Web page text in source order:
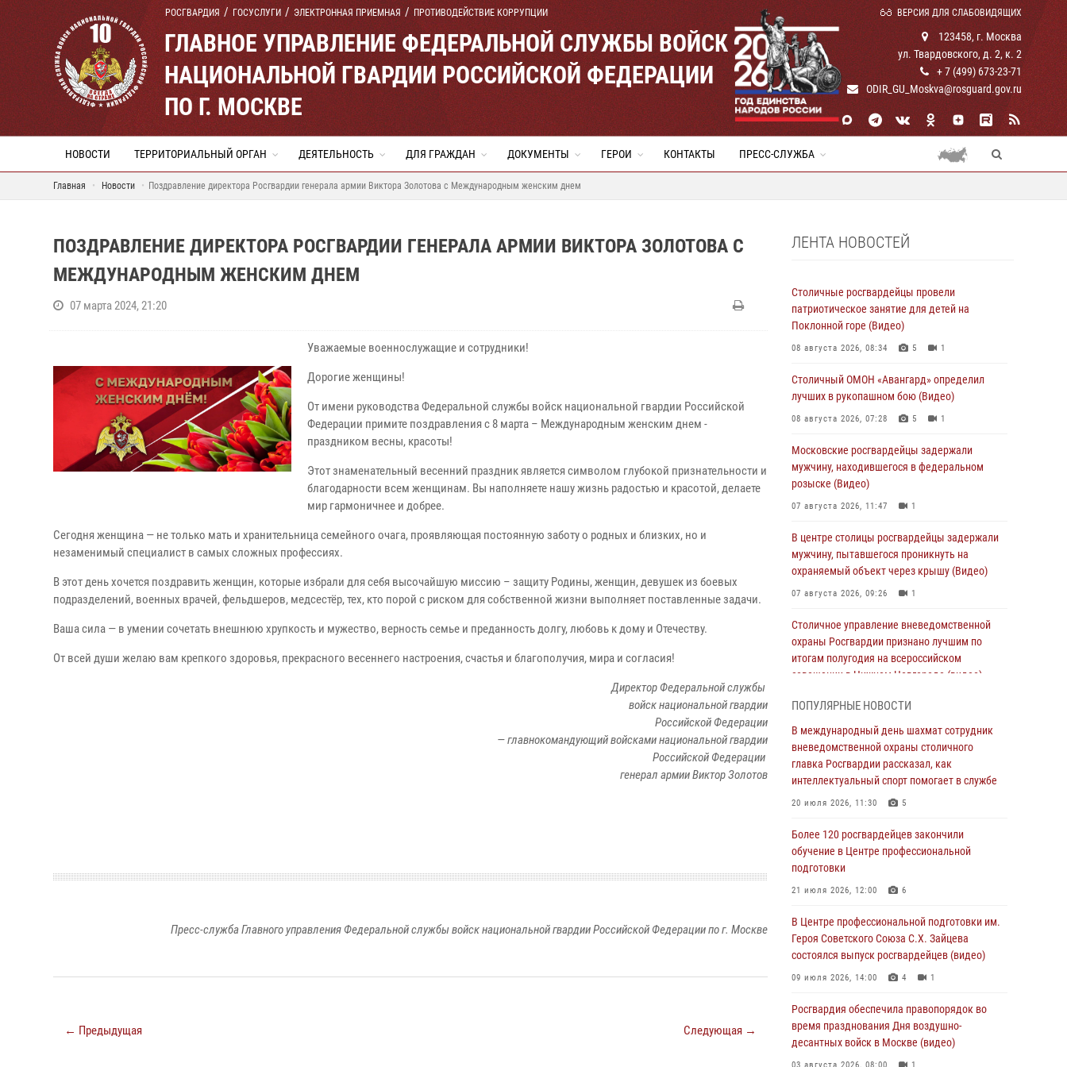
РОСГВАРДИЯ ГОСУСЛУГИ ЭЛЕКТРОННАЯ ПРИЕМНАЯ ПРОТИВОДЕЙСТВИЕ КОРРУПЦИИ ВЕРСИЯ ДЛЯ СЛАБОВИДЯЩИХ
ГЛАВНОЕ УПРАВЛЕНИЕ ФЕДЕРАЛЬНОЙ СЛУЖБЫ ВОЙСК
НАЦИОНАЛЬНОЙ ГВАРДИИ РОССИЙСКОЙ ФЕДЕРАЦИИ
ПО Г. МОСКВЕ
123458, г. Москва
ул. Твардовского, д. 2, к. 2
+ 7 (499) 673-23-71
ODIR_GU_Moskva@rosguard.gov.ru
НОВОСТИ ТЕРРИТОРИАЛЬНЫЙ ОРГАН ДЕЯТЕЛЬНОСТЬ ДЛЯ ГРАЖДАН ДОКУМЕНТЫ ГЕРОИ КОНТАКТЫ ПРЕСС-СЛУЖБА
Главная Новости Поздравление директора Росгвардии генерала армии Виктора Золотова с Международным женским днем
ПОЗДРАВЛЕНИЕ ДИРЕКТОРА РОСГВАРДИИ ГЕНЕРАЛА АРМИИ ВИКТОРА ЗОЛОТОВА С
МЕЖДУНАРОДНЫМ ЖЕНСКИМ ДНЕМ
07 марта 2024, 21:20
Уважаемые военнослужащие и сотрудники!
Дорогие женщины!
От имени руководства Федеральной службы войск национальной гвардии Российской
Федерации примите поздравления с 8 марта – Международным женским днем -
праздником весны, красоты!
Этот знаменательный весенний праздник является символом глубокой признательности и
благодарности всем женщинам. Вы наполняете нашу жизнь радостью и красотой, делаете
мир гармоничнее и добрее.
Сегодня женщина — не только мать и хранительница семейного очага, проявляющая постоянную заботу о родных и близких, но и
незаменимый специалист в самых сложных профессиях.
В этот день хочется поздравить женщин, которые избрали для себя высочайшую миссию – защиту Родины, женщин, девушек из боевых
подразделений, военных врачей, фельдшеров, медсестёр, тех, кто порой с риском для собственной жизни выполняет поставленные задачи.
Ваша сила — в умении сочетать внешнюю хрупкость и мужество, верность семье и преданность долгу, любовь к дому и Отечеству.
От всей души желаю вам крепкого здоровья, прекрасного весеннего настроения, счастья и благополучия, мира и согласия!
Директор Федеральной службы
войск национальной гвардии
Российской Федерации
— главнокомандующий войсками национальной гвардии
Российской Федерации
генерал армии Виктор Золотов
Пресс-служба Главного управления Федеральной службы войск национальной гвардии Российской Федерации по г. Москве
← Предыдущая Следующая →
ЛЕНТА НОВОСТЕЙ
Столичные росгвардейцы провели
патриотическое занятие для детей на
Поклонной горе (Видео)
08 августа 2026, 08:34 5 1
Столичный ОМОН «Авангард» определил
лучших в рукопашном бою (Видео)
08 августа 2026, 07:28 5 1
Московские росгвардейцы задержали
мужчину, находившегося в федеральном
розыске (Видео)
07 августа 2026, 11:47 1
В центре столицы росгвардейцы задержали
мужчину, пытавшегося проникнуть на
охраняемый объект через крышу (Видео)
07 августа 2026, 09:26 1
Столичное управление вневедомственной
охраны Росгвардии признано лучшим по
итогам полугодия на всероссийском
совещании в Нижнем Новгороде (видео)
Столичные росгвардейцы задержали троих
мужчин, устроивших пьяный дебош в баре
(видео)
06 августа 2026, 11:20 1
безопасность на футбольном матче в Москве
обеспечила Росгвардия (видео)
06 августа 2026, 08:30
мужчину, устроившего дебош в букмекерской
конторе (Видео)
05 августа 2026, 12:39 1
безопасность проведения футбольного матча
Кубка России (Видео)
05 августа 2026, 12:35 1
ПОПУЛЯРНЫЕ НОВОСТИ
В международный день шахмат сотрудник
вневедомственной охраны столичного
главка Росгвардии рассказал, как
интеллектуальный спорт помогает в службе
20 июля 2026, 11:30 5
Более 120 росгвардейцев закончили
обучение в Центре профессиональной
подготовки
21 июля 2026, 12:00 6
В Центре профессиональной подготовки им.
Героя Советского Союза С.Х. Зайцева
состоялся выпуск росгвардейцев (видео)
09 июля 2026, 14:00 4 1
Росгвардия обеспечила правопорядок во
время празднования Дня воздушно-
десантных войск в Москве (видео)